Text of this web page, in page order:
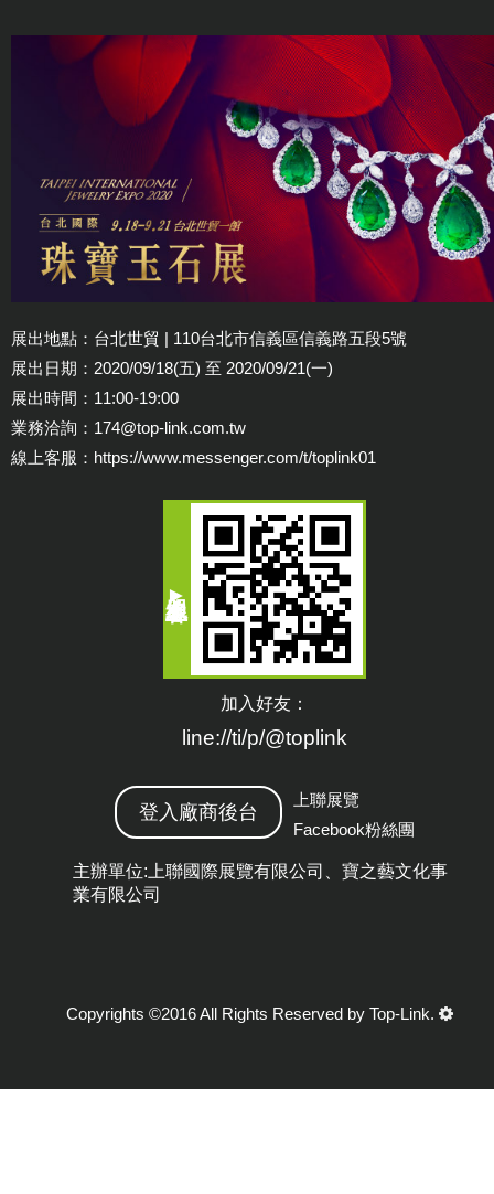
展出地點：台北世貿 | 110台北市信義區信義路五段5號
展出日期：2020/09/18(五) 至 2020/09/21(一)
展出時間：11:00-19:00
業務洽詢： 174@top-link.com.tw
線上客服： https://www.messenger.com/t/toplink01
加入好友：
line://ti/p/@toplink
登入廠商後台
上聯展覽
Facebook粉絲團
主辦單位:上聯國際展覽有限公司、寶之藝文化事
業有限公司
Copyrights ©2016 All Rights Reserved by Top-Link.